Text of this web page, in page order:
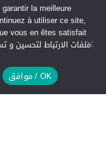
دليل الجمعيات
عروض عمل
النشرة البريدية
اشترك في النشرة البريدية
la meilleure
à utiliser ce site,
ملفات الارتباط لتحسين
OK / موافق